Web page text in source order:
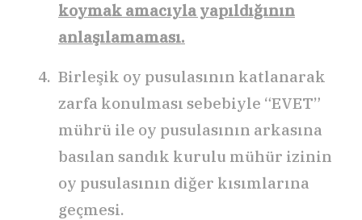
koymak amacıyla yapıldığının
anlaşılamaması.
Birleşik oy pusulasının katlanarak
zarfa konulması sebebiyle “EVET”
mührü ile oy pusulasının arkasına
basılan sandık kurulu mühür izinin
oy pusulasının diğer kısımlarına
geçmesi.